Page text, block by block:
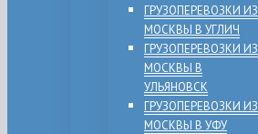
ГРУЗОПЕРЕВОЗКИ ИЗ
МОСКВЫ В УГЛИЧ
ГРУЗОПЕРЕВОЗКИ ИЗ
МОСКВЫ В
УЛЬЯНОВСК
ГРУЗОПЕРЕВОЗКИ ИЗ
МОСКВЫ В УФУ